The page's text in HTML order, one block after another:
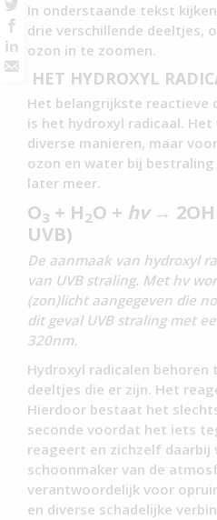
In onderstaande tekst
drie verschillende deeltjes,
ozon in te zoomen.
HET HYDROXYL
Het belangrijkste reactieve
is het hydroxyl radicaal.
diverse manieren, maar
ozon en water bij bestraling
later meer.
O3 + H2O + hv→ 2OH
UVB)
De aanmaak van hydroxyl
van UVB straling. Met hv
(zon)licht aangegeven die
dit geval UVB straling met
320nm.
Hydroxyl radicalen
deeltjes die er zijn. Het
Hierdoor bestaat het
seconde voordat het iets
reageert en zichzelf
schoonmaker van de
verantwoordelijk voor
en diverse schadelijke